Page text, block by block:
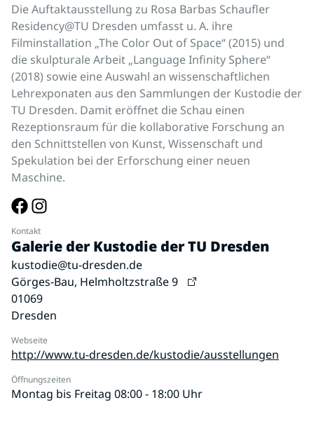
Die Auftaktausstellung zu Rosa Barbas Schaufler
Residency@TU Dresden umfasst u. A. ihre
Filminstallation „The Color Out of Space“ (2015) und
die skulpturale Arbeit „Language Infinity Sphere“
(2018) sowie eine Auswahl an wissenschaftlichen
Lehrexponaten aus den Sammlungen der Kustodie der
TU Dresden. Damit eröffnet die Schau einen
Rezeptionsraum für die kollaborative Forschung an
den Schnittstellen von Kunst, Wissenschaft und
Spekulation bei der Erforschung einer neuen
Maschine.
Kontakt
Galerie der Kustodie der TU Dresden
kustodie@tu-dresden.de
Görges-Bau, Helmholtzstraße 9
01069
Dresden
Webseite
http://www.tu-dresden.de/kustodie/ausstellungen
Öffnungszeiten
Montag bis Freitag 08:00 - 18:00 Uhr